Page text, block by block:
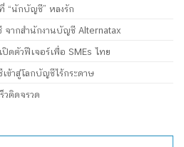
“นักบัญชี” หลงรัก
จากสำนักงานบัญชี Alternatax
ดตัวฟีเจอร์เพื่อ SMEs ไทย
ข้าสู่โลกบัญชีไร้กระดาษ
ติดจรวด